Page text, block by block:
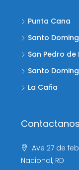
Punta Cana
Santo
San Pedro
Santo
La Caña
Contactanos
Ave 27 de
Nacional, RD